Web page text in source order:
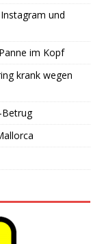
und
im Kopf
krank wegen